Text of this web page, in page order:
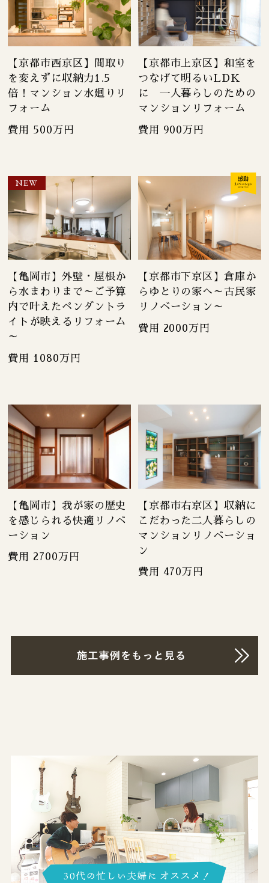
【京都市西京区】間取り
を変えずに収納力1.5
倍！マンション水廻りリ
フォーム
費用 500万円
【京都市上京区】和室を
つなげて明るいLDK
に 一人暮らしのための
マンションリフォーム
費用 900万円
NEW
【亀岡市】外壁・屋根か
ら水まわりまで～ご予算
内で叶えたペンダントラ
イトが映えるリフォーム
～
費用 1080万円
【京都市下京区】倉庫か
らゆとりの家へ～古民家
リノベーション～
費用 2000万円
【亀岡市】我が家の歴史
を感じられる快適リノベ
ーション
費用 2700万円
【京都市右京区】収納に
こだわった二人暮らしの
マンションリノベーショ
ン
費用 470万円